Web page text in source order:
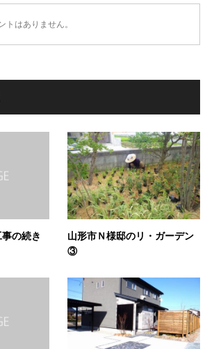
トはありません。
の続き
山形市Ｎ様邸のリ・ガーデン
③